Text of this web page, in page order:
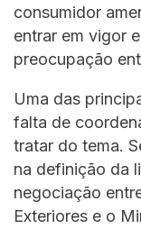
consumidor
entrar em vigor
preocupação
Uma das
falta de
tratar do tema.
na definição da
negociação
Exteriores e o